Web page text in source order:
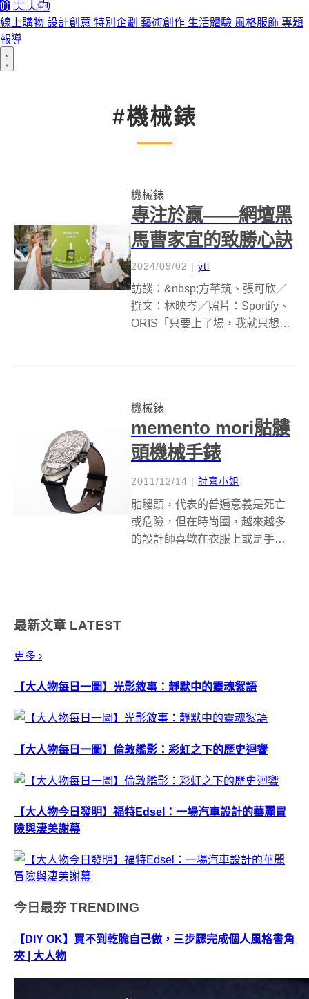
線上購物 設計創意 特別企劃 藝術創作 生活體驗 風格服飾 專題
報導
#機械錶
機械錶
專注於贏——網壇黑
馬曹家宜的致勝心訣
2024/09/02 | ytl
訪談：&nbsp;方芊筑、張可欣／
撰文：林映岑／照片：Sportify、
ORIS「只要上了場，我就只想著
對於一名運動員來說...
機械錶
memento mori骷髏
頭機械手錶
2011/12/14 | 討喜小姐
骷髏頭，代表的普遍意義是死亡
或危險，但在時尚圈，越來越多
的設計師喜歡在衣服上或是手錶
最新文章 LATEST
更多 ›
【大人物每日一圖】光影敘事：靜默中的靈魂絮語
【大人物每日一圖】倫敦艦影：彩虹之下的歷史迴響
【大人物今日發明】福特Edsel：一場汽車設計的華麗冒
險與淒美謝幕
今日最夯 TRENDING
【DIY OK】買不到乾脆自己做，三步驟完成個人風格書角
夾 | 大人物